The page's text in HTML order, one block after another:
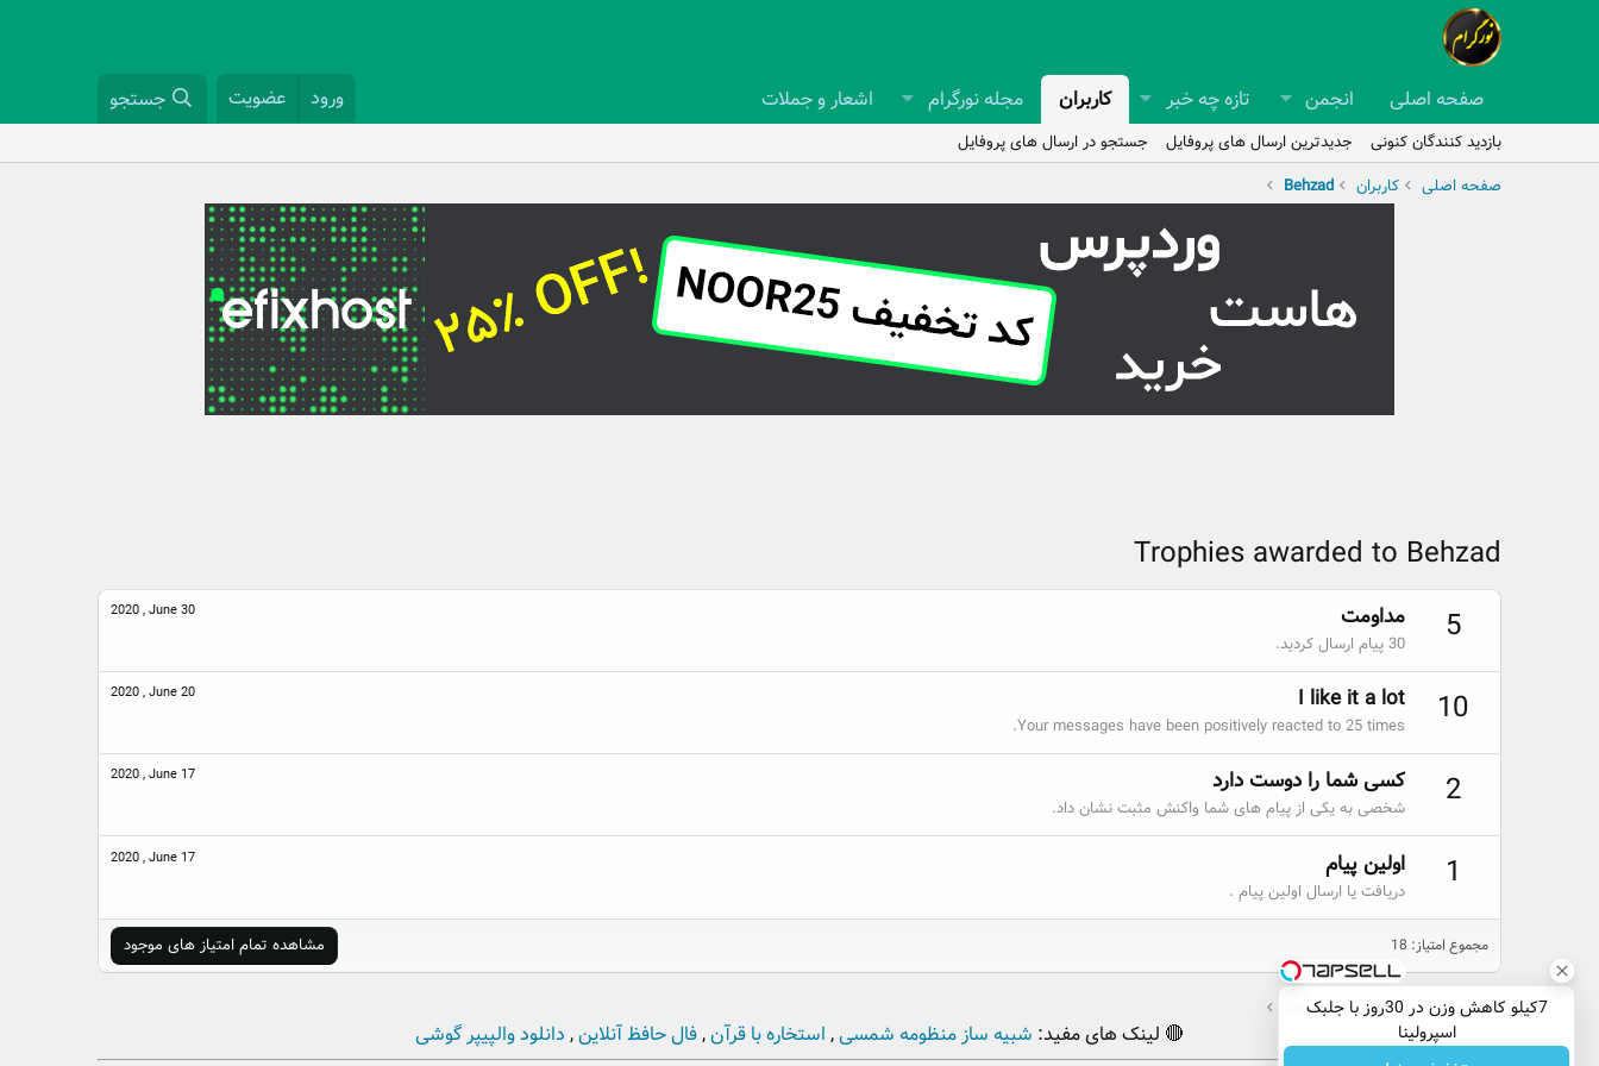
صفحه اصلی انجمن تازه چه خبر کاربران مجله نورگرام اشعار و جملات ورود عضویت جستجو
بازدید کنندگان کنونی جدیدترین ارسال های پروفایل
جستجو در ارسال های پروفایل
صفحه اصلی
کاربران Behzad
7کیلو کاهش وزن در 30روز با جلبک
اسپرولینا
Trophies awarded to Behzad
5
2020 , June 30 مداومت
30 پیام ارسال کردید.
10
2020 , June 20 I like it a lot
Your messages have been positively reacted to 25 times.
2
2020 , June 17 کسی شما را دوست دارد
شخصی به یکی از پیام های شما واکنش مثبت نشان داد.
1
2020 , June 17 اولین پیام
دریافت یا ارسال اولین پیام .
مجموع امتیاز: 18 مشاهده تمام امتیاز های موجود
صفحه اصلی کاربران Behzad
🔴 لینک های مفید: شبیه ساز منظومه شمسی, استخاره با قرآن,فال حافظ آنلاین, دانلود والپیپر گوشی